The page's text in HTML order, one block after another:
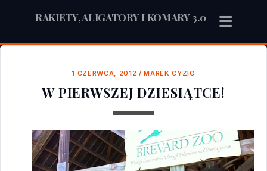
RAKIETY, ALIGATORY I KOMARY 3.0
1 CZERWCA, 2012 /MAREK CYZIO
W PIERWSZEJ DZIESIĄTCE!